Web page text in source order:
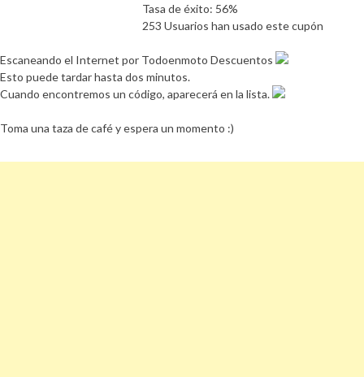
Tasa de éxito: 56%
253 Usuarios han usado este cupón
Escaneando el Internet por Todoenmoto Descuentos
Esto puede tardar hasta dos minutos.
Cuando encontremos un código, aparecerá en la lista.
Toma una taza de café y espera un momento :)